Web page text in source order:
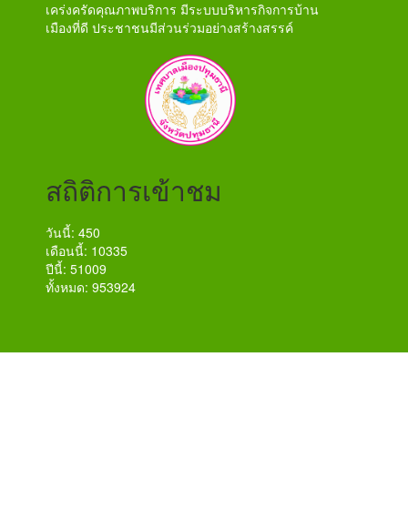
เคร่งครัดคุณภาพบริการ มีระบบบริหารกิจการบ้าน
เมืองที่ดี ประชาชนมีส่วนร่วมอย่างสร้างสรรค์
สถิติการเข้าชม
วันนี้: 450
เดือนนี้: 10335
ปีนี้: 51009
ทั้งหมด: 953924